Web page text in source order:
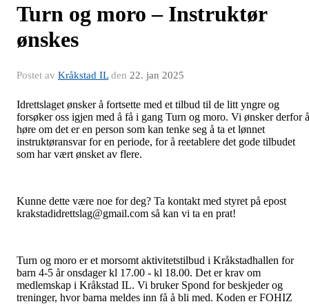
Turn og moro – Instruktør
ønskes
Postet av Kråkstad ILden 22. jan 2025
Idrettslaget ønsker å fortsette med et tilbud til de litt yngre og
forsøker oss igjen med å få i gang Turn og moro. Vi ønsker derfor å
høre om det er en person som kan tenke seg å ta et lønnet
instruktøransvar for en periode, for å reetablere det gode tilbudet
som har vært ønsket av flere.
Kunne dette være noe for deg? Ta kontakt med styret på epost
krakstadidrettslag@gmail.com så kan vi ta en prat!
Turn og moro er et morsomt aktivitetstilbud i Kråkstadhallen for
barn 4-5 år onsdager kl 17.00 - kl 18.00. Det er krav om
medlemskap i Kråkstad IL. Vi bruker Spond for beskjeder og
treninger, hvor barna meldes inn få å bli med. Koden er FOHIZ